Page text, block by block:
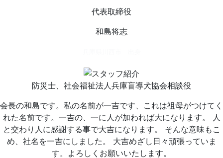
代表取締役
和島将志
防災士、社会福祉法人兵庫盲導犬協会相談役
会長の和島です。私の名前が一吉です、これは祖母がつけてく
れた名前です。一吉の、一に人が加われば大になります。 人
と交わり人に感謝する事で大吉になります。 そんな意味もこ
め、社名を一吉にしました。 大吉めざし日々頑張っていま
す。よろしくお願いいたします。